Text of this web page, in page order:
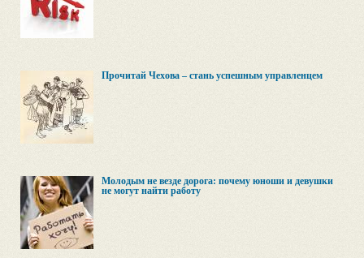
Прочитай Чехова – стань успешным управленцем
Молодым не везде дорога: почему юноши и девушки
не могут найти работу